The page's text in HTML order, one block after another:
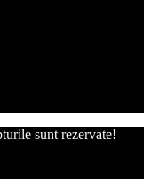
sunt rezervate!